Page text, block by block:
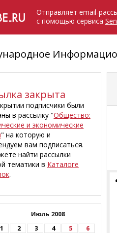
Отправляет email-
с помощью сервиса
закрыта
подписчики были
в рассылку "Общество:
и экономические
" на которую и
вам подписаться.
найти рассылки
тематики в Каталоге
.
Июль 2008
1 2 3 4 5
6